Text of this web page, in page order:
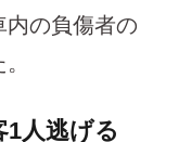
の負傷者の
人逃げる